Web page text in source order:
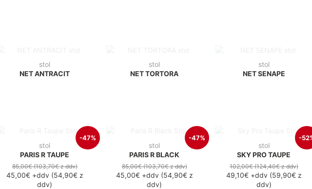
stol
NET ANTRACIT
stol
NET TORTORA
stol
NET SENAPE
-47%
stol
PARIS R TAUPE
85,00€(103,70€z ddv)
45,00€+ddv(54,90€z
ddv)
-47%
stol
PARIS R BLACK
85,00€(103,70€z ddv)
45,00€+ddv(54,90€z
ddv)
-
stol
SKY PRO TAUPE
102,00€(124,40€z ddv)
49,10€+ddv(59,90€z
ddv)